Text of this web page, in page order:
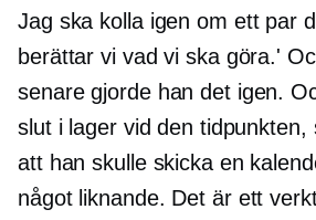
Jag ska kolla igen om ett par
berättar vi vad vi ska göra.'
senare gjorde han det igen.
slut i lager vid den tidpunkten,
att han skulle skicka en
något liknande. Det är ett